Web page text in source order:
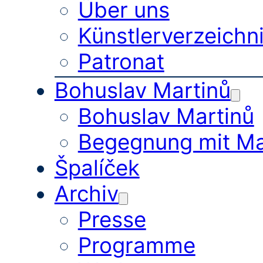
Über uns
Patronat
Bohuslav Martinů
Bohuslav Martinů
Begegnung mit
Špalíček
Archiv
Presse
Programme